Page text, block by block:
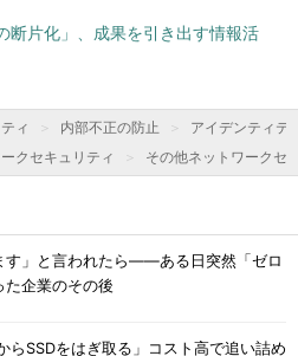
断片化」、成果を引き出す情報活
ィ 内部不正の防止
アイデンティテ
クセキュリティ その他ネットワークセ
す」と言われたら――ある日突然「ゼロ
た企業のその後
らSSDをはぎ取る」コスト高で追い詰め